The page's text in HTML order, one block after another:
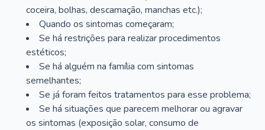
coceira, bolhas, descamação, manchas etc.);
Quando os sintomas começaram;
Se há restrições para realizar procedimentos
estéticos;
Se há alguém na família com sintomas
semelhantes;
Se já foram feitos tratamentos para esse problema;
Se há situações que parecem melhorar ou agravar
os sintomas (exposição solar, consumo de